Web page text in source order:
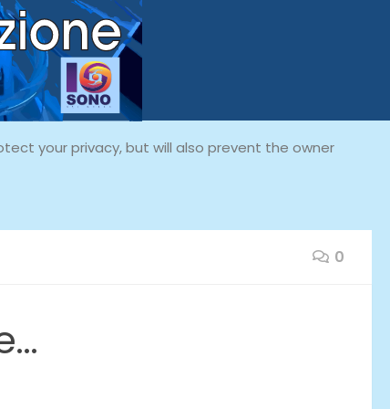
your privacy, but will also prevent the owner
0